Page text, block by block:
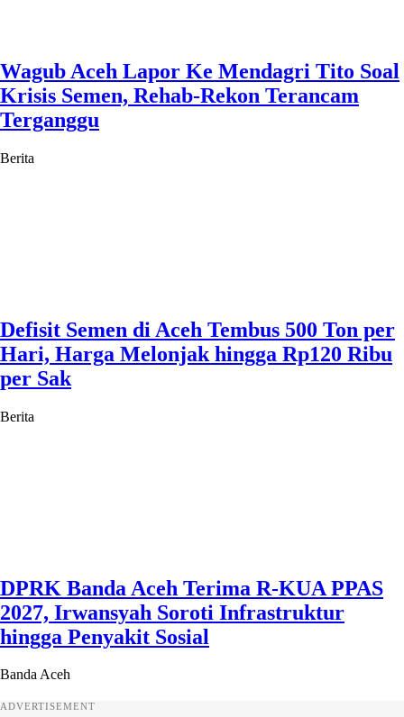
Wagub Aceh Lapor Ke Mendagri Tito Soal
Krisis Semen, Rehab-Rekon Terancam
Terganggu
Berita
Defisit Semen di Aceh Tembus 500 Ton per
Hari, Harga Melonjak hingga Rp120 Ribu
per Sak
Berita
DPRK Banda Aceh Terima R-KUA PPAS
2027, Irwansyah Soroti Infrastruktur
hingga Penyakit Sosial
Banda Aceh
ADVERTISEMENT